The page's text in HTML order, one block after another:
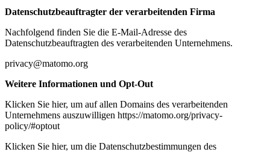
Datenschutzbeauftragter der verarbeitenden Firma
Nachfolgend finden Sie die E-Mail-Adresse des
Datenschutzbeauftragten des verarbeitenden Unternehmens.
privacy@matomo.org
Weitere Informationen und Opt-Out
Klicken Sie hier, um auf allen Domains des verarbeitenden
Unternehmens auszuwilligen https://matomo.org/privacy-
policy/#optout
Klicken Sie hier, um die Datenschutzbestimmungen des